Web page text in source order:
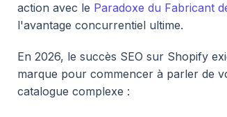
action avec le Paradoxe du Fabricant
l'avantage concurrentiel ultime.
En 2026, le succès SEO sur Shopify
marque pour commencer à parler de
catalogue complexe :